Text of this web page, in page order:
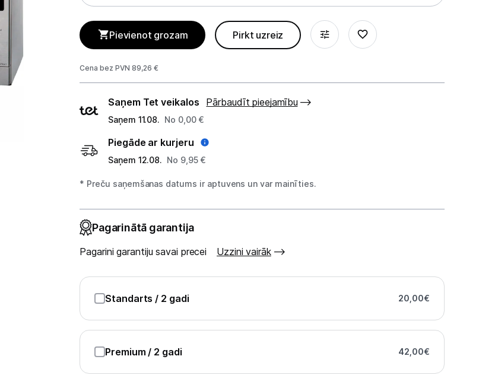
Viedierīces
Sadzīves tehnika
Lielā tehnika
Iebūvējamā tehnika
Pievienot grozam Pirkt uzreiz
Cena bez PVN 89,26 €
Piegādes
veidi
Saņem Tet veikalos Pārbaudīt pieejamību
Saņem 11.08. No 0,00 €
Piegāde ar kurjeru
Saņem 12.08. No 9,95 €
* Preču saņemšanas datums ir aptuvens un var mainīties.
Pagarinātā garantija
Pagarini garantiju savai precei Uzzini vairāk
Standarts / 2 gadi 20,00€
Premium / 2 gadi 42,00€